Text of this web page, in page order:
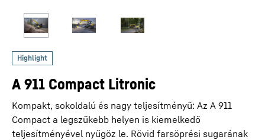
A 911 Compact Litronic
Kompakt, sokoldalú és nagy teljesítményű: Az A 911
Compact a legszűkebb helyen is kiemelkedő
teljesítményével nyűgöz le. Rövid farsöprési sugarának